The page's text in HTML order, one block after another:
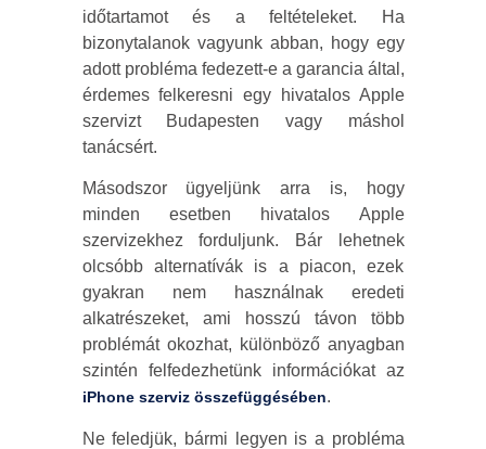
időtartamot és a feltételeket. Ha
bizonytalanok vagyunk abban, hogy egy
adott probléma fedezett-e a garancia által,
érdemes felkeresni egy hivatalos Apple
szervizt Budapesten vagy máshol
tanácsért.
Másodszor ügyeljünk arra is, hogy
minden esetben hivatalos Apple
szervizekhez forduljunk. Bár lehetnek
olcsóbb alternatívák is a piacon, ezek
gyakran nem használnak eredeti
alkatrészeket, ami hosszú távon több
problémát okozhat, különböző anyagban
szintén felfedezhetünk információkat az
iPhone szerviz összefüggésében.
Ne feledjük, bármi legyen is a probléma